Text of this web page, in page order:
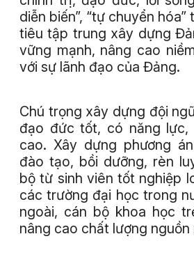
diễn biến”, “tự chuyển
tiêu tập trung xây dựng
vững mạnh, nâng cao
với sự lãnh đạo của Đảng.
Chú trọng xây dựng đội
đạo đức tốt, có năng lực,
cao. Xây dựng phương
đào tạo, bồi dưỡng, rèn
bộ từ sinh viên tốt nghiệp
các trường đại học trong
ngoài, cán bộ khoa học
nâng cao chất lượng nguồn